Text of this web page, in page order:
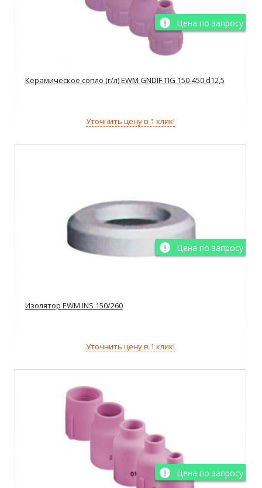
Цена по запросу
Керамическое сопло (г/л) EWM GNDIF TIG 150-450 d12,5
Уточнить цену в 1 клик!
Цена по запросу
Изолятор EWM INS 150/260
Уточнить цену в 1 клик!
Цена по запросу